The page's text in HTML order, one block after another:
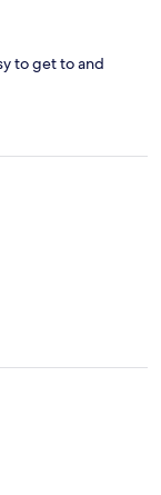
to get to and